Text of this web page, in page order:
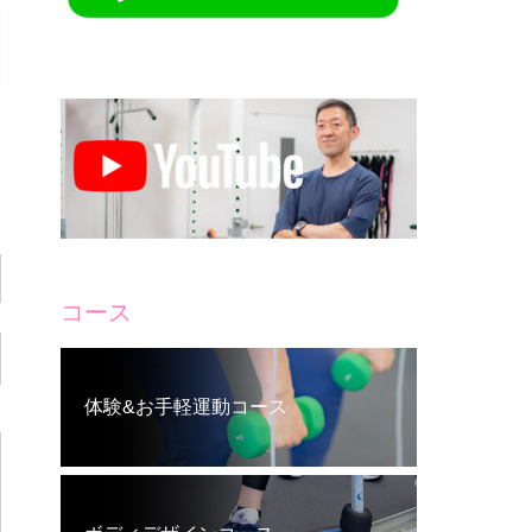
コース
体験&お手軽運動コース